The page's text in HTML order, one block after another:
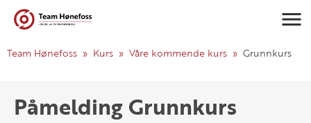
Team Hønefoss Kurs Våre kommende kurs Grunnkurs
Påmelding Grunnkurs